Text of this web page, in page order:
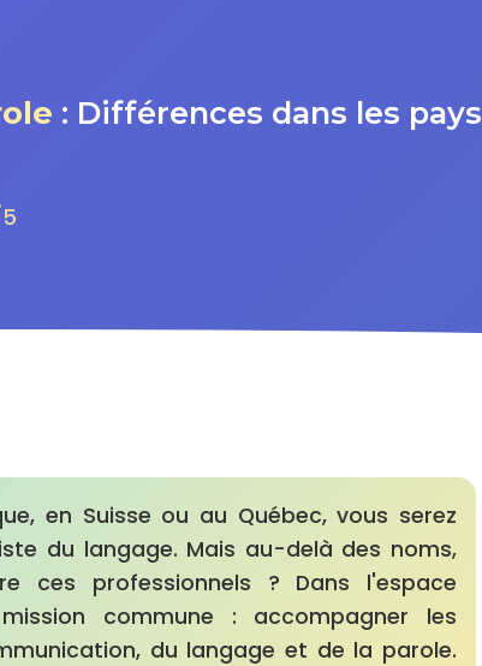
: Différences dans les pays
5
en Suisse ou au Québec, vous serez
du langage. Mais au-delà des noms,
ces professionnels ? Dans l'espace
commune : accompagner les
du langage et de la parole.